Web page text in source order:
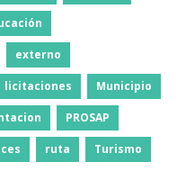
externo
licitaciones Municipio
PROSAP
ruta Turismo